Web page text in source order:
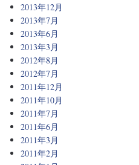
2013年12月
2013年7月
2013年6月
2013年3月
2012年8月
2012年7月
2011年12月
2011年10月
2011年7月
2011年6月
2011年3月
2011年2月